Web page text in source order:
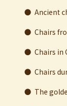
●Ancient
●Chairs
●Chairs in
●Chairs
● The